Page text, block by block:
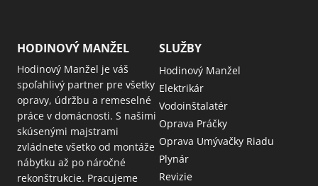
HODINOVÝ MANŽEL
Hodinový Manžel je váš
spoľahlivý partner pre všetky
opravy, údržbu a remeselné
práce v domácnosti. S našimi
skúsenými majstrami
zvládnete všetko od montáže
nábytku až po náročné
rekonštrukcie. Pracujeme
SLUŽBY
Hodinový Manžel
Elektrikár
Vodoinštalatér
Oprava Práčky
Oprava Umývačky Riadu
Plynár
Revizie